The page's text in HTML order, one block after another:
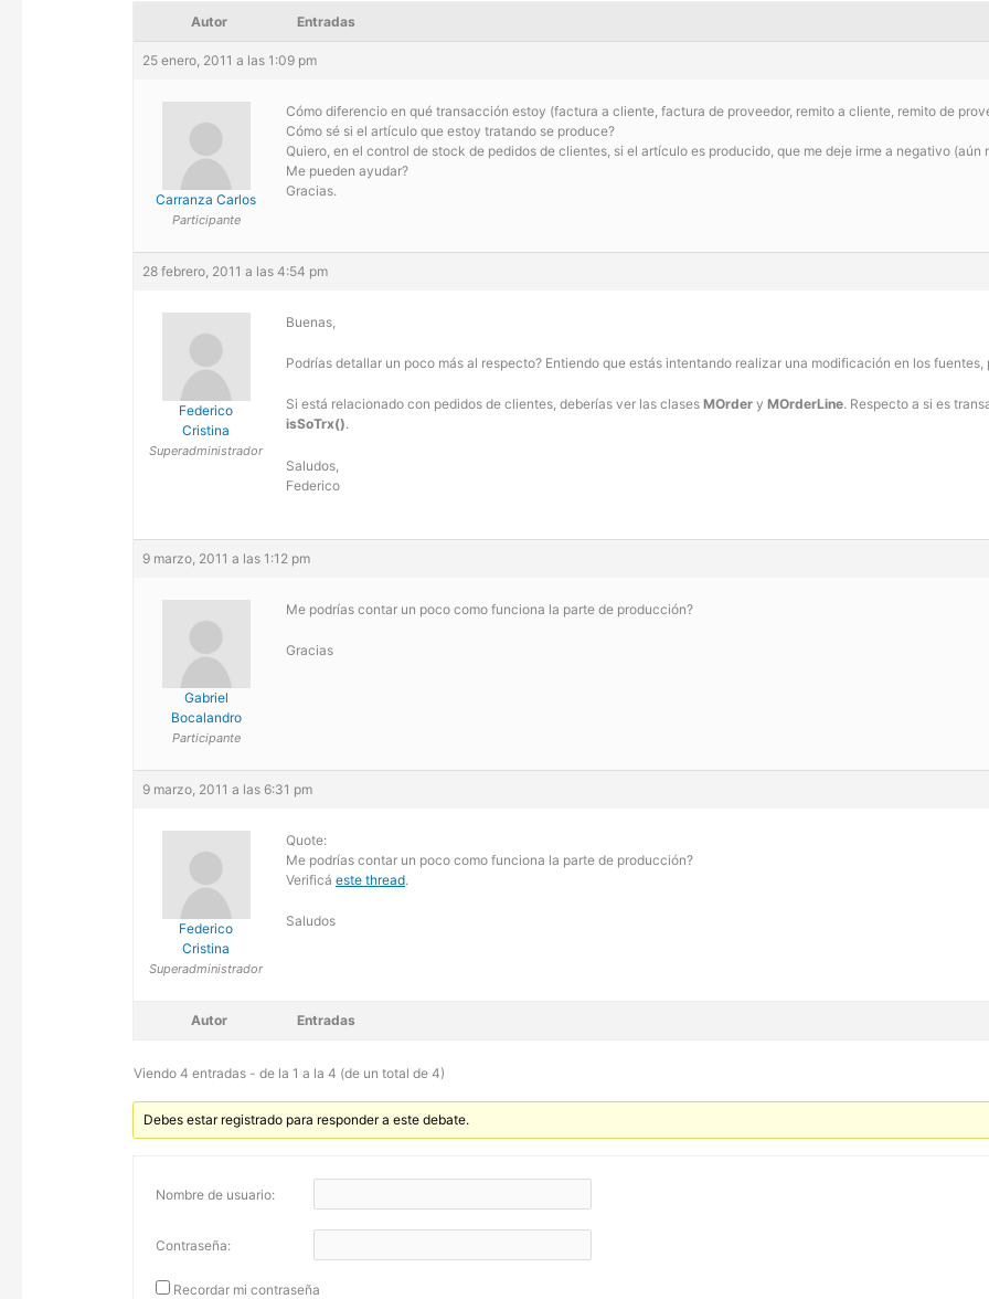
Autor Entradas
25 enero, 2011 a las 1:09 pm
Carranza Carlos
Participante
Cómo diferencio en qué transacción estoy (factura a cliente, factura de proveedor, remito a cliente, remito de
Cómo sé si el artículo que estoy tratando se produce?
Quiero, en el control de stock de pedidos de clientes, si el artículo es producido, que me deje irme a negativo (aún
Me pueden ayudar?
Gracias.
28 febrero, 2011 a las 4:54 pm
Federico
Cristina
Superadministrador
Buenas,
Podrías detallar un poco más al respecto? Entiendo que estás intentando realizar una modificación en los
Si está relacionado con pedidos de clientes, deberías ver las clasesMOrder yMOrderLine. Respecto a si es
isSoTrx().
Saludos,
Federico
9 marzo, 2011 a las 1:12 pm
Gabriel
Bocalandro
Participante
Me podrías contar un poco como funciona la parte de producción?
Gracias
9 marzo, 2011 a las 6:31 pm
Federico
Cristina
Superadministrador
Quote:
Me podrías contar un poco como funciona la parte de producción?
Verificáeste thread.
Saludos
Autor Entradas
Viendo 4 entradas - de la 1 a la 4 (de un total de 4)
Debes estar registrado para responder a este debate.
Nombre de usuario:
Contraseña:
Recordar mi contraseña